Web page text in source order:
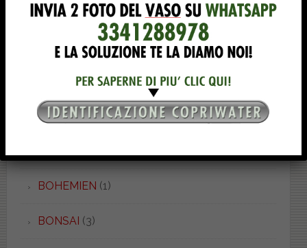
BELLINI (1)
BETA(4)
BIARRIZ(1)
BIT(1)
BOHEMIEN (1)
BONSAI (3)